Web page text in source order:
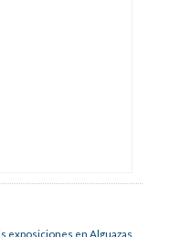
exposiciones en Alguazas,